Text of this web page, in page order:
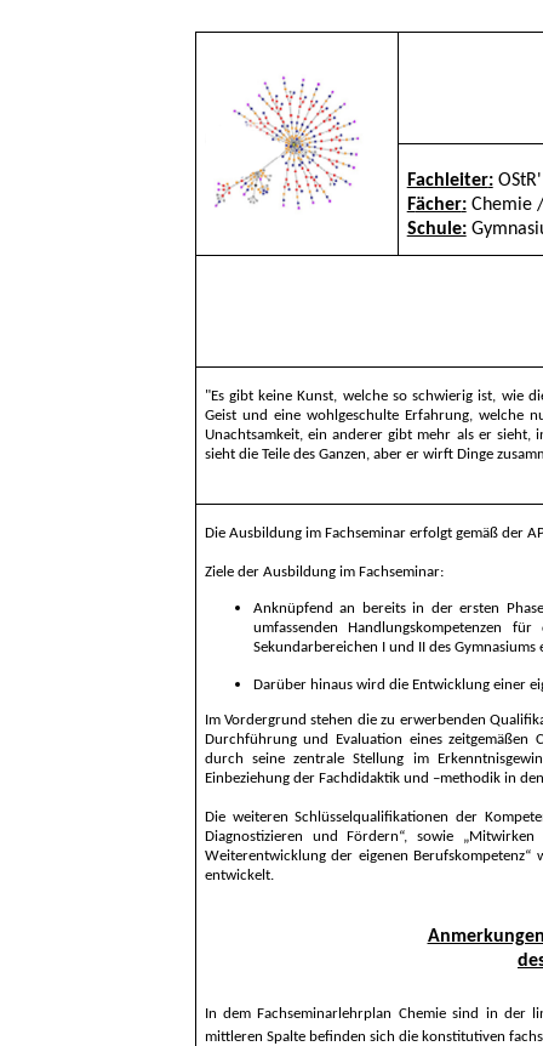
Fachleiter:
Fächer: Chemie
Schule:
"Es gibt keine Kunst, welche so schwierig ist, wie
Geist und eine wohlgeschulte Erfahrung, welche
Unachtsamkeit, ein anderer gibt mehr als er sieht,
sieht die Teile des Ganzen, aber er wirft Dinge
Die Ausbildung im Fachseminar erfolgt gemäß der
Ziele der Ausbildung im Fachseminar:
Anknüpfend an bereits in der ersten
umfassenden Handlungskompetenzen
Sekundarbereichen I und II des
Darüber hinaus wird die Entwicklung einer
Im Vordergrund stehen die zu erwerbenden
Durchführung und Evaluation eines
durch seine zentrale Stellung im
Einbeziehung der Fachdidaktik und –methodik in
Die weiteren Schlüsselqualifikationen der
Diagnostizieren und Fördern“, sowie
Weiterentwicklung der eigenen
entwickelt.
In dem Fachseminarlehrplan Chemie sind in der
mittleren Spalte befinden sich die konstitutiven